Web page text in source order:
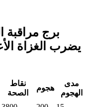
برج مراقبة
يضرب الغزاة
نقاط
الصحة
هجوم
مدى
الهجوم